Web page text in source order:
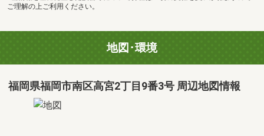
ご理解の上ご利用ください。
地図･環境
福岡県福岡市南区高宮2丁目9番3号 周辺地図情報